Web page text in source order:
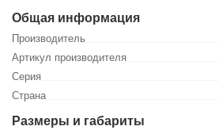
Общая информация
Производитель
Артикул производителя
Серия
Страна
Размеры и габариты